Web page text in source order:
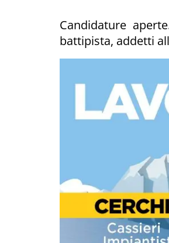
Candidature
battipista, addetti